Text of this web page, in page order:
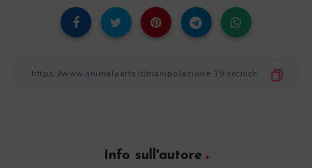
Info sull'autore